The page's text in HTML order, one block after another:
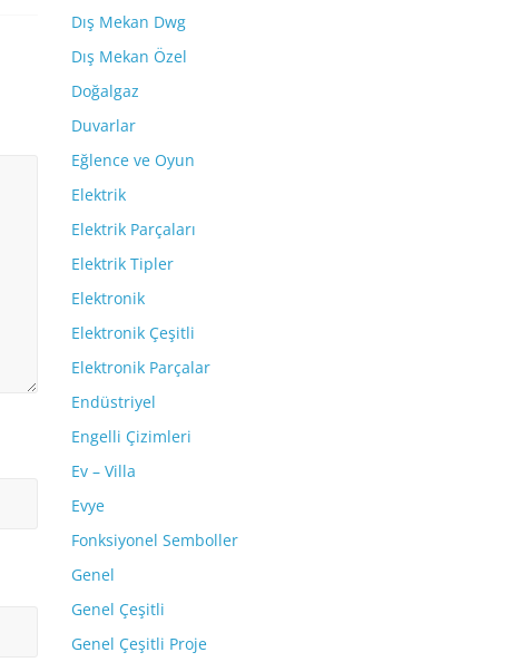
Dış Mekan Dwg
Dış Mekan Özel
Doğalgaz
Duvarlar
Eğlence ve Oyun
Elektrik
Elektrik Parçaları
Elektrik Tipler
Elektronik
Elektronik Çeşitli
Elektronik Parçalar
Endüstriyel
Engelli Çizimleri
Ev – Villa
Evye
Fonksiyonel Semboller
Genel
Genel Çeşitli
Genel Çeşitli Proje